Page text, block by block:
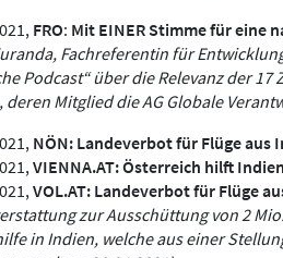
FRO: Mit EINER Stimme für eine
Fachreferentin für
Podcast“ über die Relevanz der
deren Mitglied die AG Globale
NÖN: Landeverbot für Flüge aus
VIENNA.AT:Österreich hilft
VOL.AT: Landeverbot für Flüge
zur Ausschüttung von 2
in Indien, welche aus einer